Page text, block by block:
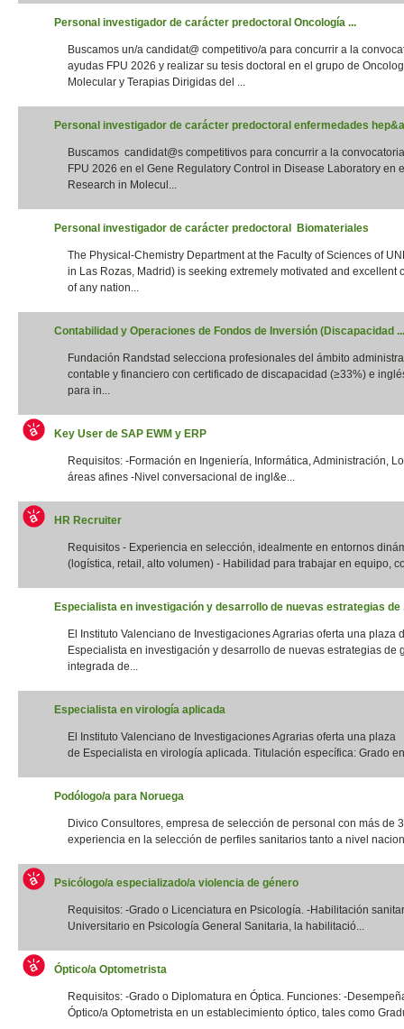
Personal investigador de carácter predoctoral Oncología ...
Buscamos un/a candidat@ competitivo/a para concurrir a la
ayudas FPU 2026 y realizar su tesis doctoral en el grupo de
Molecular y Terapias Dirigidas del ...
Personal investigador de carácter predoctoral enfermedades
Buscamos candidat@s competitivos para concurrir a la
FPU 2026 en el Gene Regulatory Control in Disease Laboratory en
Research in Molecul...
Personal investigador de carácter predoctoral Biomateriales
The Physical-Chemistry Department at the Faculty of Sciences of
in Las Rozas, Madrid) is seeking extremely motivated and excellent
of any nation...
Contabilidad y Operaciones de Fondos de Inversión (Discapacidad ...
Fundación Randstad selecciona profesionales del ámbito
contable y financiero con certificado de discapacidad (≥33%) e
para in...
Key User de SAP EWM y ERP
Requisitos: -Formación en Ingeniería, Informática, Administración,
áreas afines -Nivel conversacional de ingl&e...
HR Recruiter
Requisitos - Experiencia en selección, idealmente en entornos
(logística, retail, alto volumen) - Habilidad para trabajar en equipo,
Especialista en investigación y desarrollo de nuevas estrategias de
El Instituto Valenciano de Investigaciones Agrarias oferta una plaza
Especialista en investigación y desarrollo de nuevas estrategias de
integrada de...
Especialista en virología aplicada
El Instituto Valenciano de Investigaciones Agrarias oferta una plaza
de Especialista en virología aplicada. Titulación específica: Grado
Podólogo/a para Noruega
Divico Consultores, empresa de selección de personal con más de
experiencia en la selección de perfiles sanitarios tanto a nivel
Psicólogo/a especializado/a violencia de género
Requisitos: -Grado o Licenciatura en Psicología. -Habilitación
Universitario en Psicología General Sanitaria, la habilitació...
Óptico/a Optometrista
Requisitos: -Grado o Diplomatura en Óptica. Funciones: -
Óptico/a Optometrista en un establecimiento óptico, tales como